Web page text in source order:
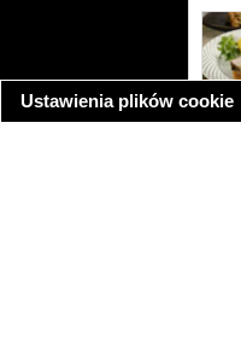
Ustawienia plików cookie
informacja o